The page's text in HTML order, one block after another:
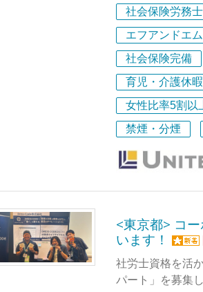
★社会保険労務
★これから資格
★資格は取得し
★子育てしなが
当事務所は、複
はどんどん増え
保険労務士の資
としてサポート
・社会保険労務
・細かな作業が
・労務関係の専
・労務関係以外
※専門分野のこ
社会保険労務
エフアンドエム
社会保険完備
育児・介護休
女性比率5割以
禁煙・分煙
<東京都> コ
います！
社労士資格を活
パート」を募集し